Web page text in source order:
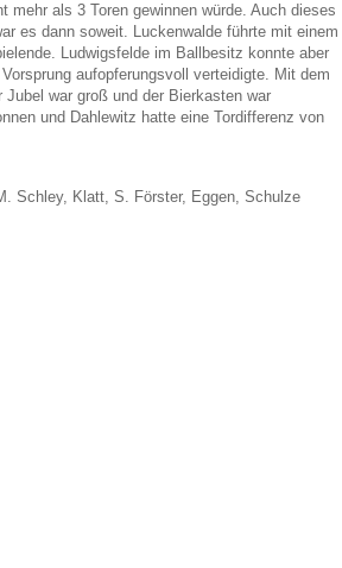
mehr als 3 Toren gewinnen würde. Auch dieses
es dann soweit. Luckenwalde führte mit einem
Ludwigsfelde im Ballbesitz konnte aber
aufopferungsvoll verteidigte. Mit dem
war groß und der Bierkasten war
und Dahlewitz hatte eine Tordifferenz von
Schley, Klatt, S. Förster, Eggen, Schulze